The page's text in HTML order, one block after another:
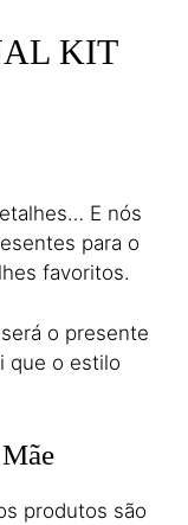
KIT
E nós
para o
favoritos.
o presente
que o estilo
produtos são